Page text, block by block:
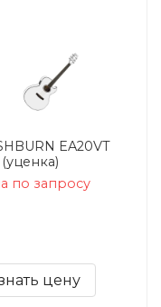
EA20VT
по запросу
цену